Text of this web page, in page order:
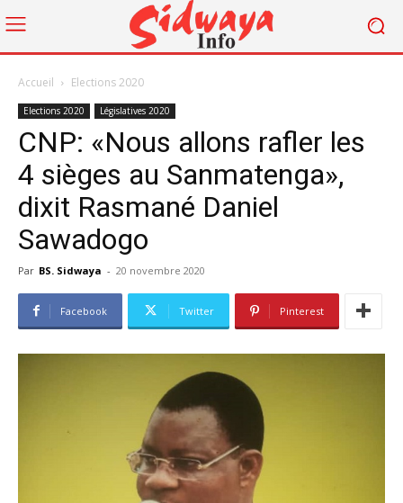
Accueil Elections 2020
Elections 2020 Législatives 2020
CNP: «Nous allons rafler les
4 sièges au Sanmatenga»,
dixit Rasmané Daniel
Sawadogo
Par BS. Sidwaya - 20 novembre 2020
Facebook Twitter Pinterest